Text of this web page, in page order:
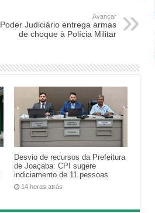
Avançar
Poder Judiciário entrega armas
de choque à Polícia Militar
Desvio de recursos da Prefeitura
de Joaçaba: CPI sugere
indiciamento de 11 pessoas
14 horas atrás